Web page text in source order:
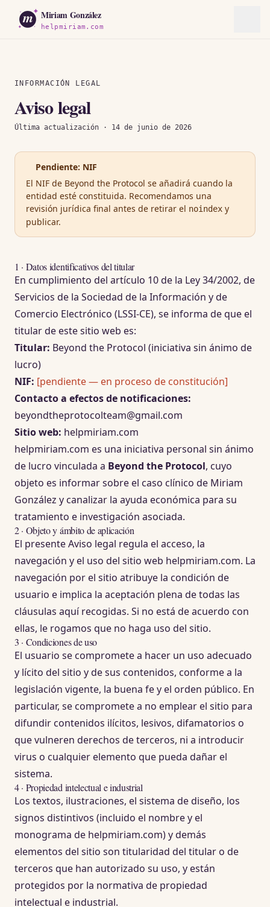
m Miriam González
helpmiriam.com
INFORMACIÓN LEGAL
Aviso legal
Última actualización · 14 de junio de 2026
Pendiente: NIF
El NIF de Beyond the Protocol se añadirá cuando la
entidad esté constituida. Recomendamos una
revisión jurídica final antes de retirar el noindex y
publicar.
1 · Datos identificativos del titular
En cumplimiento del artículo 10 de la Ley 34/2002, de
Servicios de la Sociedad de la Información y de
Comercio Electrónico (LSSI-CE), se informa de que el
titular de este sitio web es:
Titular: Beyond the Protocol (iniciativa sin ánimo de
lucro)
NIF: [pendiente — en proceso de constitución]
Contacto a efectos de notificaciones:
beyondtheprotocolteam@gmail.com
Sitio web: helpmiriam.com
helpmiriam.com es una iniciativa personal sin ánimo
de lucro vinculada a Beyond the Protocol, cuyo
objeto es informar sobre el caso clínico de Miriam
González y canalizar la ayuda económica para su
tratamiento e investigación asociada.
2 · Objeto y ámbito de aplicación
El presente Aviso legal regula el acceso, la
navegación y el uso del sitio web helpmiriam.com. La
navegación por el sitio atribuye la condición de
usuario e implica la aceptación plena de todas las
cláusulas aquí recogidas. Si no está de acuerdo con
ellas, le rogamos que no haga uso del sitio.
3 · Condiciones de uso
El usuario se compromete a hacer un uso adecuado
y lícito del sitio y de sus contenidos, conforme a la
legislación vigente, la buena fe y el orden público. En
particular, se compromete a no emplear el sitio para
difundir contenidos ilícitos, lesivos, difamatorios o
que vulneren derechos de terceros, ni a introducir
virus o cualquier elemento que pueda dañar el
sistema.
4 · Propiedad intelectual e industrial
Los textos, ilustraciones, el sistema de diseño, los
signos distintivos (incluido el nombre y el
monograma de helpmiriam.com) y demás
elementos del sitio son titularidad del titular o de
terceros que han autorizado su uso, y están
protegidos por la normativa de propiedad
intelectual e industrial.